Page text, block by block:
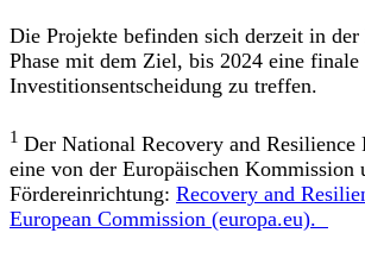
Die Projekte befinden sich derzeit in
Phase mit dem Ziel, bis 2024 eine finale
Investitionsentscheidung zu treffen.
1 Der National Recovery and Resilience
eine von der Europäischen Kommission
Fördereinrichtung: Recovery and
European Commission (europa.eu).